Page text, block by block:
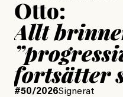
Otto:
Allt
fortsätter
#50/2026Signerat